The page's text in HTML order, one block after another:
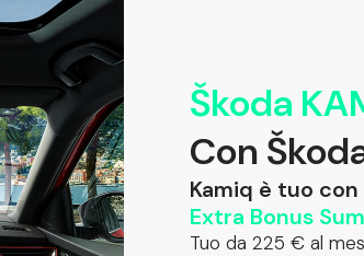
Škoda
Con
Kamiq è tuo
Extra Bonus
Tuo da 225 € al